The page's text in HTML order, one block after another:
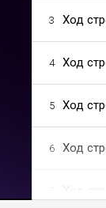
3 Ход
4 Ход
5 Ход
6 Ход
Ход